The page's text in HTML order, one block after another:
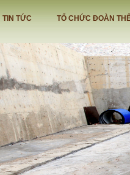
TIN TỨC TỔ CHỨC ĐOÀN